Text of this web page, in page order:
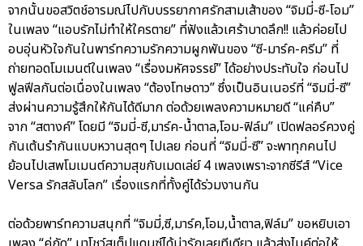
จากนั้นขอสวิตช์อารมณ์ไปกับบรรยากาศรักสามเส้าของ “จิมมี่-ซี-โอม”
ในเพลง “แอบรักไม่ทำให้ใครตาย” ที่ฟังแล้วเศร้าบาดลึก!! แล้วค่อยไป
อบอุ่นหัวใจกันในพาร์ทความรักความผูกพันของ “ซี-มาร์ค-ครีม” ที่
ถ่ายทอดโมเมนต์ในเพลง “เรื่องมหัศจรรย์” ได้อย่างประทับใจ ก่อนไป
ฟูลฟีลกันต่อเนื่องในเพลง “ต้องโทษดาว” ซึ่งเป็นอินเนอร์ที่ “จิมมี่-ซี”
ส่งผ่านความรู้สึกให้กันได้ดีมาก ต่อด้วยเพลงความหมายดี “แค่คืบ”
จาก “สตางค์” โดยมี “จิมมี่-ซี,มาร์ค-น้ำตาล,โอม-ฟิล์ม” เปิดฟลอร์ควงคู่
กันเต้นรำกันแบบหวานสุดๆ ไปเลย ก่อนที่ “จิมมี่-ซี” จะพาทุกคนไป
ย้อนไปเสพโมเมนต์ความสุขกับเมดเล่ย์ 4 เพลงเพราะจากซีรีส์ “Vice
Versa รักสลับโลก” เรื่องแรกที่ทั้งคู่ได้ร่วมงานกัน
ต่อด้วยพาร์ทความสนุกที่ “จิมมี่,ซี,มาร์ค,โอม,น้ำตาล,ฟิล์ม” ขอหยิบเอา